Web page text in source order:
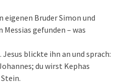
eigenen Bruder Simon und
gefunden – was
blickte ihn an und sprach:
du wirst Kephas